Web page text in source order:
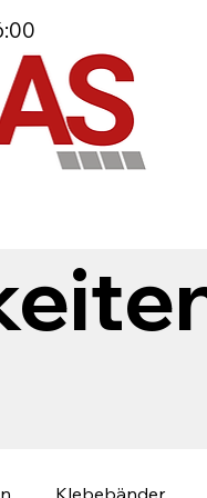
Klebebänder